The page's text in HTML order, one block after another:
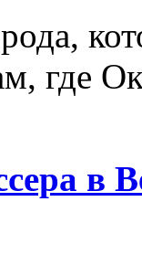
где
в